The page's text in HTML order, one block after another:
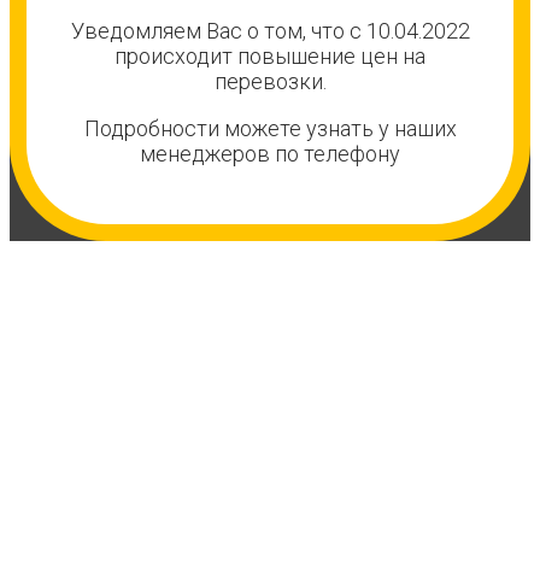
Уведомляем Вас о том, что с 10.04.2022
происходит повышение цен на
перевозки.
Подробности можете узнать у наших
менеджеров по телефону